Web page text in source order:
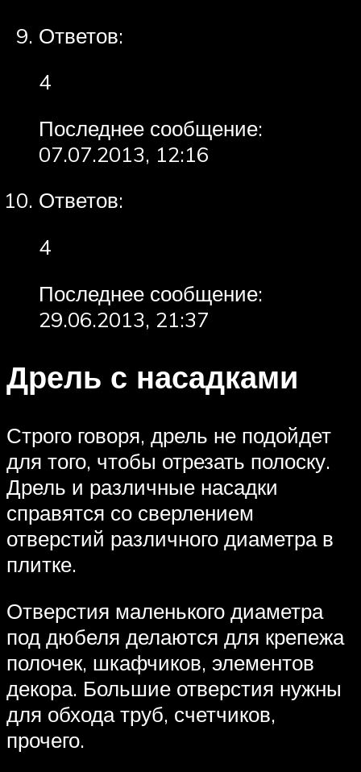
Ответов:
4
Последнее сообщение:
07.07.2013, 12:16
Ответов:
4
Последнее сообщение:
29.06.2013, 21:37
Дрель с насадками
Строго говоря, дрель не подойдет
для того, чтобы отрезать полоску.
Дрель и различные насадки
справятся со сверлением
отверстий различного диаметра в
плитке.
Отверстия маленького диаметра
под дюбеля делаются для крепежа
полочек, шкафчиков, элементов
декора. Большие отверстия нужны
для обхода труб, счетчиков,
прочего.